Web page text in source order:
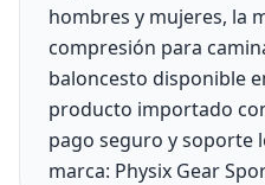
hombres y mujeres, la
compresión para
baloncesto disponible
producto importado
pago seguro y soporte
marca: Physix Gear